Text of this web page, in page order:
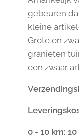
gebeuren
kleine
Grote en
granieten
een zwaar
0 - 10 km: 10